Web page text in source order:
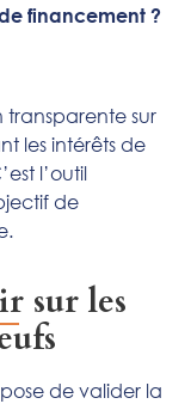
financement ?
transparente sur
les intérêts de
l’outil
de
sur les
de valider la